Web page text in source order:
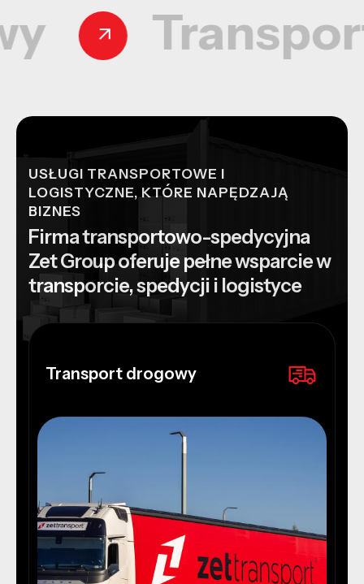
Transport
USŁUGI TRANSPORTOWE I
LOGISTYCZNE, KTÓRE NAPĘDZAJĄ
BIZNES
Firma transportowo-spedycyjna
Zet Group oferuje pełne wsparcie w
transporcie, spedycji i logistyce
Transport drogowy